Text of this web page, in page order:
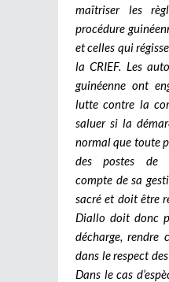
maîtriser les
procédure
et celles qui
la CRIEF. Les
guinéenne ont
lutte contre la
saluer si la
normal que toute
des postes de
compte de sa
sacré et doit être
Diallo doit donc
décharge, rendre
dans le respect
Dans le cas